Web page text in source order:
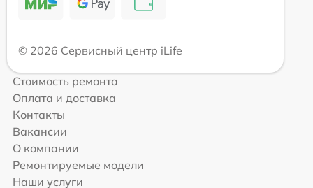
© 2026 Сервисный центр iLife
Стоимость ремонта
Оплата и доставка
Контакты
Вакансии
О компании
Ремонтируемые модели
Наши услуги